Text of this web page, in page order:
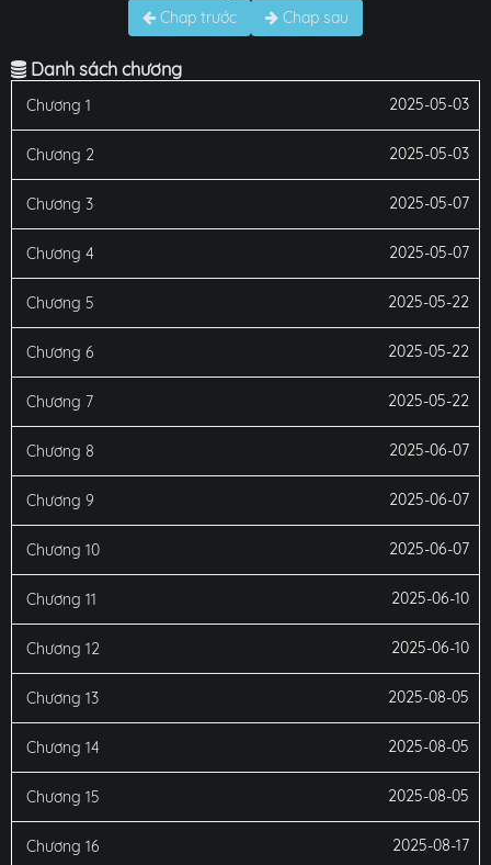
Chap trước Chap sau
Danh sách chương
Chương 1 2025-05-03
Chương 2 2025-05-03
Chương 3 2025-05-07
Chương 4 2025-05-07
Chương 5 2025-05-22
Chương 6 2025-05-22
Chương 7 2025-05-22
Chương 8 2025-06-07
Chương 9 2025-06-07
Chương 10 2025-06-07
Chương 11 2025-06-10
Chương 12 2025-06-10
Chương 13 2025-08-05
Chương 14 2025-08-05
Chương 15 2025-08-05
Chương 16 2025-08-17